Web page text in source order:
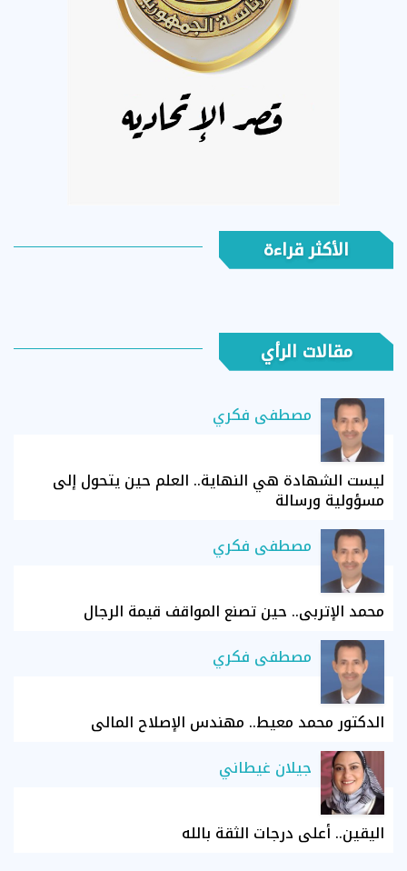
الأكثر قراءة
مقالات الرأي
مصطفى فكري
ليست الشهادة هي النهاية.. العلم حين يتحول إلى
مسؤولية ورسالة
مصطفى فكري
محمد الإتربي.. حين تصنع المواقف قيمة الرجال
مصطفى فكري
الدكتور محمد معيط.. مهندس الإصلاح المالي
جيلان غيطاني
اليقين.. أعلى درجات الثقة بالله